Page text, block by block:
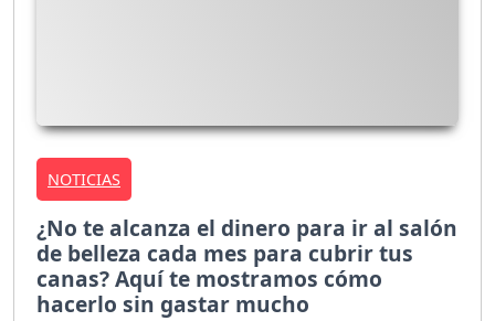
NOTICIAS
¿No te alcanza el dinero para ir al salón
de belleza cada mes para cubrir tus
canas? Aquí te mostramos cómo
hacerlo sin gastar mucho